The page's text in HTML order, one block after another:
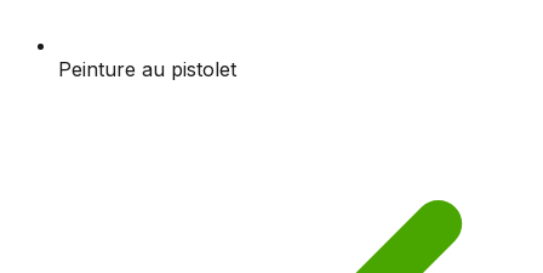
Peinture au pistolet